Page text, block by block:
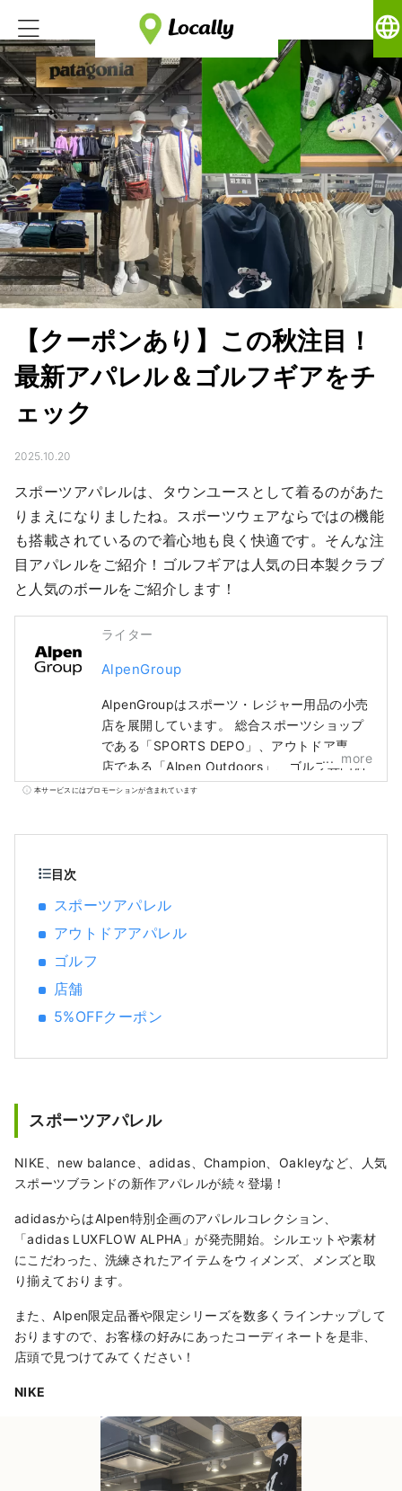
language
【クーポンあり】この秋注目！
最新アパレル＆ゴルフギアをチ
ェック
2025.10.20
スポーツアパレルは、タウンユースとして着るのがあた
りまえになりましたね。スポーツウェアならではの機能
も搭載されているので着心地も良く快適です。そんな注
目アパレルをご紹介！ゴルフギアは人気の日本製クラブ
と人気のボールをご紹介します！
ライター
AlpenGroup
AlpenGroupはスポーツ・レジャー用品の小売
店を展開しています。 総合スポーツショップ
である「SPORTS DEPO」、アウトドア専門
店である「Alpen Outdoors」、ゴルフ専門店
である「GOLF5」を全国に展開し、有名スポ
more
本サービスにはプロモーションが含まれています
目次
スポーツアパレル
アウトドアアパレル
ゴルフ
店舗
5%OFFクーポン
スポーツアパレル
NIKE、new balance、adidas、Champion、Oakleyなど、人気
スポーツブランドの新作アパレルが続々登場！
adidasからはAlpen特別企画のアパレルコレクション、
「adidas LUXFLOW ALPHA」が発売開始。シルエットや素材
にこだわった、洗練されたアイテムをウィメンズ、メンズと取
り揃えております。
また、Alpen限定品番や限定シリーズを数多くラインナップして
おりますので、お客様の好みにあったコーディネートを是非、
店頭で見つけてみてください！
NIKE